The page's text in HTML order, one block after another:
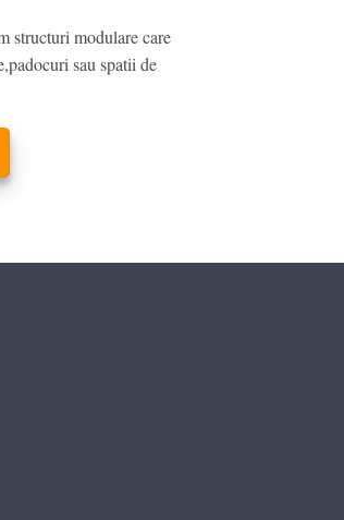
structuri modulare care
sau spatii de